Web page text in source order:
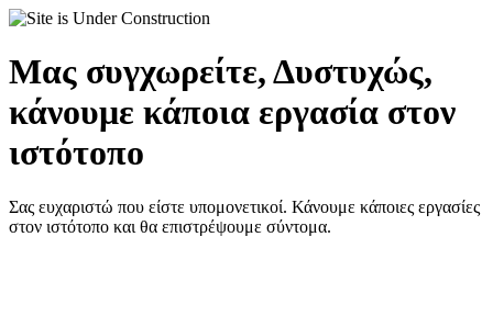
Μας συγχωρείτε, Δυστυχώς,
κάνουμε κάποια εργασία στον
ιστότοπο
Σας ευχαριστώ που είστε υπομονετικοί. Κάνουμε κάποιες εργασίες
στον ιστότοπο και θα επιστρέψουμε σύντομα.